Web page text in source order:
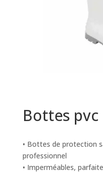
Bottes pvc
• Bottes de protection
professionnel
• Imperméables,